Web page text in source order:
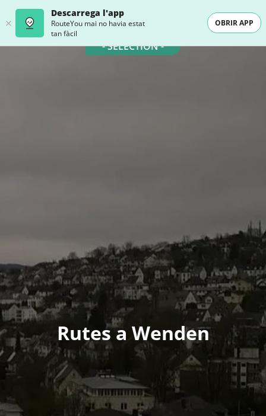
Descarrega l'app
RouteYou mai no havia estat
tan fàcil
OBRIR APP
- SELECTION -
Rutes a Wenden